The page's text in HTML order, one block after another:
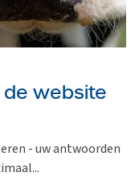
de website
- uw antwoorden